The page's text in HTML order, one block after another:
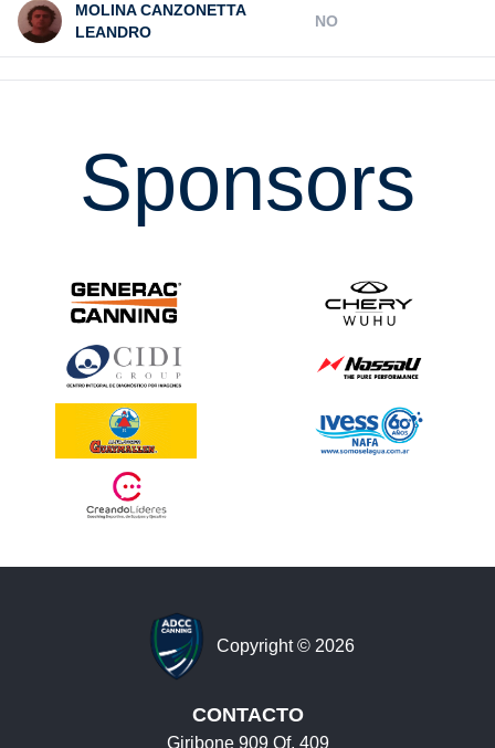
MOLINA CANZONETTA
LEANDRO
NO
Sponsors
Copyright © 2026
CONTACTO
Giribone 909 Of. 409